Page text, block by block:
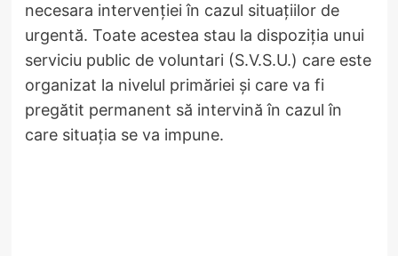
necesara intervenției în cazul situațiilor de
urgentă. Toate acestea stau la dispoziția unui
serviciu public de voluntari (S.V.S.U.) care este
organizat la nivelul primăriei și care va fi
pregătit permanent să intervină în cazul în
care situația se va impune.